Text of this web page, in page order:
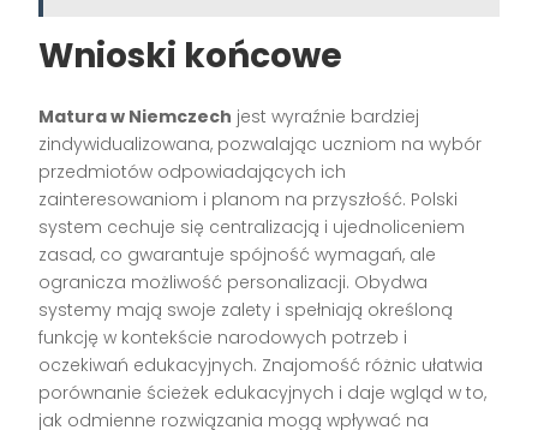
Wnioski końcowe
Matura w Niemczech jest wyraźnie bardziej
zindywidualizowana, pozwalając uczniom na wybór
przedmiotów odpowiadających ich
zainteresowaniom i planom na przyszłość. Polski
system cechuje się centralizacją i ujednoliceniem
zasad, co gwarantuje spójność wymagań, ale
ogranicza możliwość personalizacji. Obydwa
systemy mają swoje zalety i spełniają określoną
funkcję w kontekście narodowych potrzeb i
oczekiwań edukacyjnych. Znajomość różnic ułatwia
porównanie ścieżek edukacyjnych i daje wgląd w to,
jak odmienne rozwiązania mogą wpływać na